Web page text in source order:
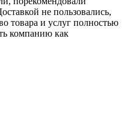
не пользовались,
товара и услуг полностью
компанию как